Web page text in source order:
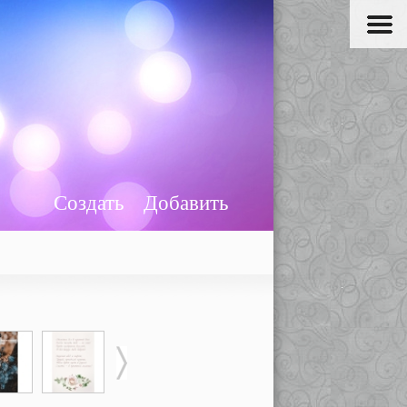
Добавить
Создать